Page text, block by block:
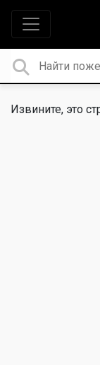
Извините, это